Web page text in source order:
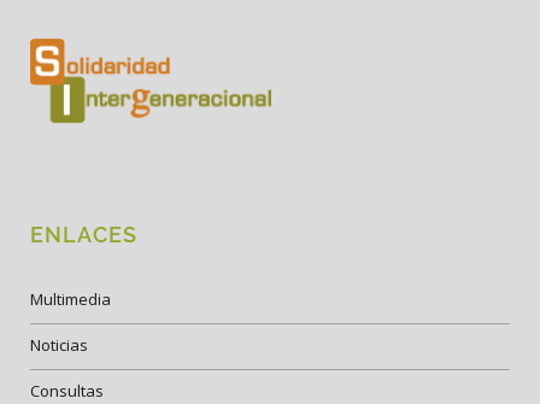
ENLACES
Multimedia
Noticias
Consultas